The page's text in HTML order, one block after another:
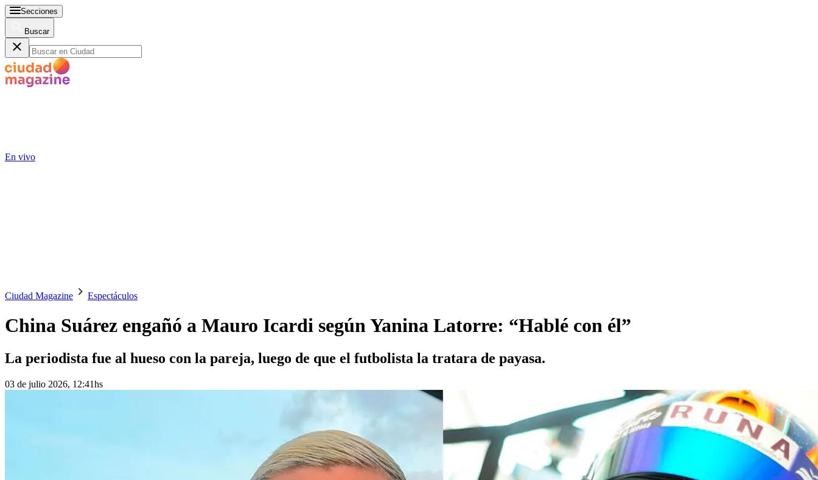
Secciones
Buscar
En vivo
Ciudad Magazine Espectáculos
China Suárez engañó a Mauro Icardi según Yanina Latorre: “Hablé con él”
La periodista fue al hueso con la pareja, luego de que el futbolista la tratara de payasa.
03 de julio 2026, 12:41hs